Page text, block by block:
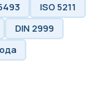
ISO 5211
DIN 2999